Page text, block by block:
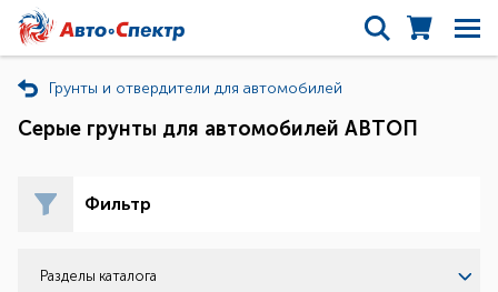
Грунты и отвердители для автомобилей
Серые грунты для автомобилей АВТОП
Фильтр
Разделы каталога